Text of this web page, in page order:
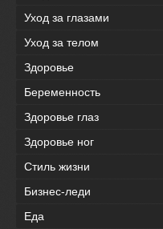
Уход за глазами
Уход за телом
Здоровье
Беременность
Здоровье глаз
Здоровье ног
Стиль жизни
Бизнес-леди
Еда